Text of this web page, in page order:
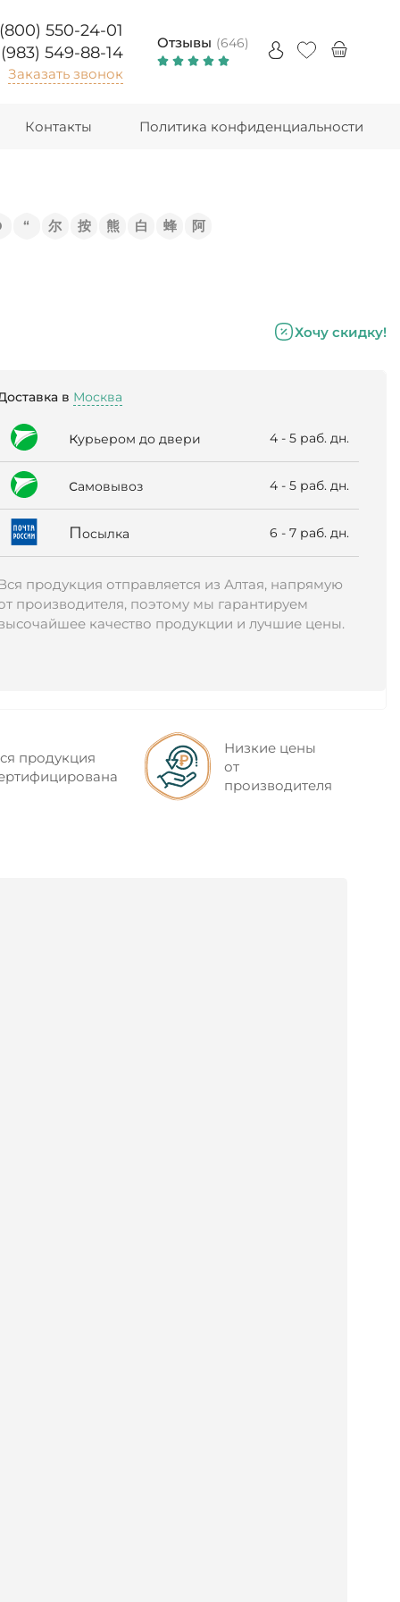
550-24-01
549-88-14
Заказать звонок
Отзывы (646)
Контакты Политика конфиденциальности
“ 尔 按 熊 白 蜂 阿
Хочу скидку!
в Москва
курьером до двери 4 - 5 раб. дн.
самовывоз 4 - 5 раб. дн.
Посылка 6 - 7 раб. дн.
продукция отправляется из Алтая, напрямую
производителя, поэтому мы гарантируем
качество продукции и лучшие цены.
продукция
Низкие цены
от
производителя